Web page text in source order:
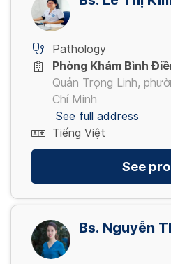
Pathology
Phòng Khám Bình
Quản Trọng Linh,
Chí Minh
See full address
Tiếng Việt
See
Bs. Nguyễn